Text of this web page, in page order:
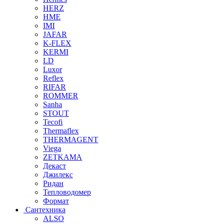
HERZ
HME
IMI
JAFAR
K-FLEX
KERMI
LD
Luxor
Reflex
RIFAR
ROMMER
Sanha
STOUT
Tecofi
Thermaflex
THERMAGENT
Viega
ZETKAMA
Декаст
Джилекс
Ридан
Тепловодомер
Формат
Сантехника
ALSO